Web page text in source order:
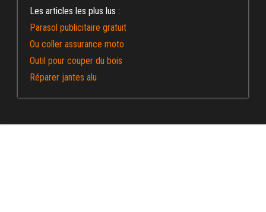
Les articles les plus lus :
Parasol publicitaire gratuit
Ou coller assurance moto
Outil pour couper du bois
Réparer jantes alu